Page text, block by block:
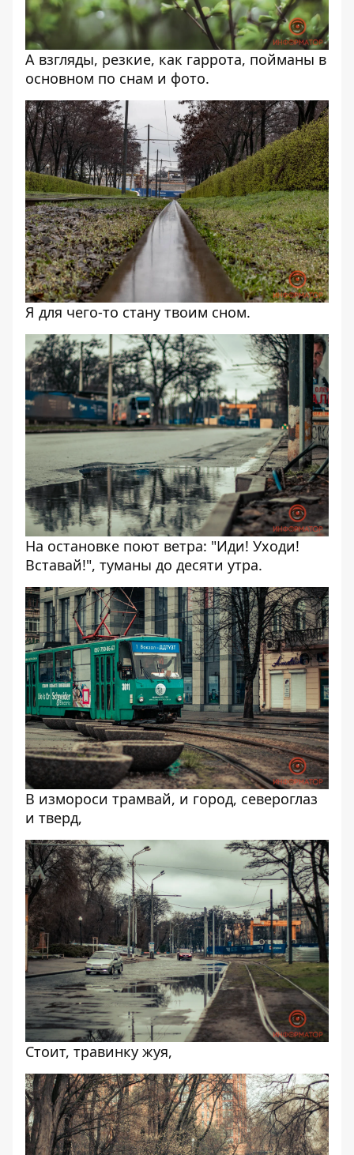
А взгляды, резкие, как гаррота, пойманы в
основном по снам и фото.
Я для чего-то стану твоим сном.
На остановке поют ветра: "Иди! Уходи!
Вставай!", туманы до десяти утра.
В измороси трамвай, и город, североглаз
и тверд,
Стоит, травинку жуя,